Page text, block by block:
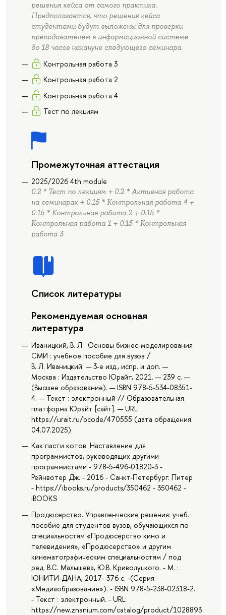
решения кейса от самого практика.
Предполагается, что решения кейса
студентами будут выложены для проверки
преподавателем в информационной системе
до 18 часов накануне следующего семинара.
Контрольная работа 3
Контрольная работа 2
Контрольная работа 4
Тест по лекциям
Промежуточная аттестация
2025/2026 4th module
0.2 * Тест по лекциям + 0.2 * Активная работа
на семинарах + 0.15 * Контрольная работа 4 +
0.15 * Контрольная работа 2 + 0.15 *
Контрольная работа 1 + 0.15 * Контрольная
работа 3
Список литературы
Рекомендуемая основная
литература
Иваницкий, В. Л. Основы бизнес-моделирования
СМИ : учебное пособие для вузов /
В. Л. Иваницкий. — 3-е изд., испр. и доп. —
Москва : Издательство Юрайт, 2021. — 239 с. —
(Высшее образование). — ISBN 978-5-534-08351-
4. — Текст : электронный // Образовательная
платформа Юрайт [сайт]. — URL:
https://urait.ru/bcode/470555 (дата обращения:
04.07.2025).
Как пасти котов. Наставление для
программистов, руководящих другими
программистами - 978-5-496-01820-3 -
Рейнвотер Дж. - 2016 - Санкт-Петербург: Питер
- https://ibooks.ru/products/350462 - 350462 -
iBOOKS
Продюсерство. Управленческие решения: учеб.
пособие для студентов вузов, обучающихся по
специальностям «Продюсерство кино и
телевидения», «Продюсерство» и другим
кинематографическим специальностям / под
ред. B.C. Малышева, Ю.В. Криволуцкого. - М. :
ЮНИТИ-ДАНА, 2017- 376 с. -(Серия
«Медиаобразование»). - ISBN 978-5-238-02318-2.
- Текст : электронный. - URL:
https://new.znanium.com/catalog/product/1028893